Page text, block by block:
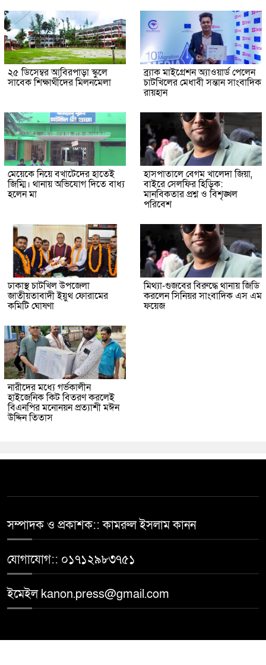
২৫ ডিসেম্বর আবিরপাড়া স্কুলে
সাবেক শিক্ষার্থীদের মিলনমেলা
ব্র্যাক মাইগ্রেশন অ্যাওয়ার্ড পেলেন
চাটখিলের মেধাবী সন্তান সাংবাদিক
রায়হান
মেয়েকে নিয়ে বখাটেদের হাতেই
জিম্মি। থানায় অভিযোগ দিতে বাধ্য
হলেন মা
হাসপাতালে বেগম খালেদা জিয়া,
বাইরে সেলফির হিড়িক:
মানবিকতার প্রশ্ন ও বিশৃঙ্খল
পরিবেশ
ঢাকাস্থ চাটখিল উপজেলা
জাতীয়তাবাদী ইয়ুথ ফোরামের
কমিটি ঘোষণা
মিথ্যা-গুজবের বিরুদ্ধে থানায় জিডি
করলেন সিনিয়র সাংবাদিক এস এম
ফয়েজ
নারীদের মধ্যে গর্ভকালীন
হাইজেনিক কিট বিতরণ করলেই
বিএনপির মনোনয়ন প্রত্যাশী মঈন
উদ্দিন তিতাস
সম্পাদক ও প্রকাশক:: কামরুল ইসলাম কানন
যোগাযোগ:: ০১৭১২৯৮৩৭৫১
ইমেইল kanon.press@gmail.com